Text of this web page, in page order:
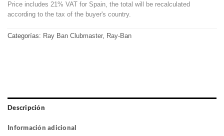
Price includes 21% VAT for Spain, the total will be recalculated
according to the tax of the buyer's country.
Categorías: Ray Ban Clubmaster, Ray-Ban
Descripción
Información adicional